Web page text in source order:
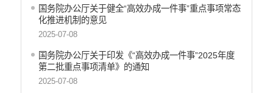
食品药品监管
义务教育
政府集中采购
环保督察
国务院办公厅关于健全“高效办成一件事”重点事项常态
化推进机制的意见
2025-07-08
国务院办公厅关于印发《“高效办成一件事”2025年度
第二批重点事项清单》的通知
2025-07-08